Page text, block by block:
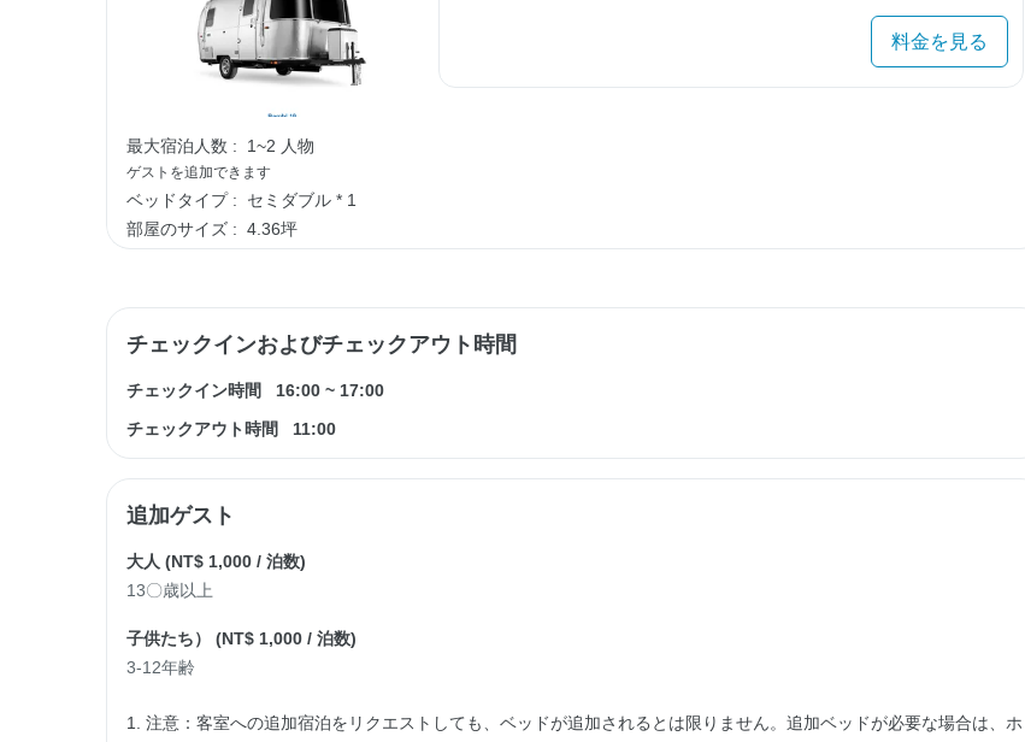
最大宿泊人数 : 1~2 人物
ゲストを追加できます
ベッドタイプ :
セミダブル * 1
部屋のサイズ : 4.36坪
料金を見る
チェックインおよびチェックアウト時間
チェックイン時間 16:00 ~ 17:00
チェックアウト時間
11:00
追加ゲスト
大人 (NT$ 1,000 / 泊数)
13〇歳以上
子供たち） (NT$ 1,000 / 泊数)
3-12年齢
1. 注意：客室への追加宿泊をリクエストしても、ベッドが追加されるとは限りません。追加ベッドが必要な場合は、ホ